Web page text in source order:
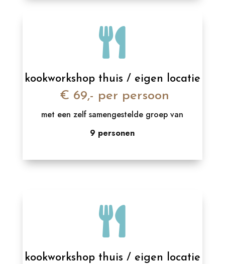

kookworkshop thuis / eigen locatie
€ 69,- per persoon
met een zelf samengestelde groep van
9 personen

kookworkshop thuis / eigen locatie